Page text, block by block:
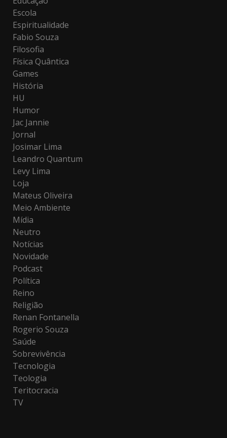
Escola
Espiritualidade
Fabio Souza
Filosofia
Física Quântica
Games
História
HU
Humor
Jac Jannie
Jornal
Josimar Lima
Leandro Quantum
Levy Lima
Loja
Mateus Oliveira
Meio Ambiente
Mídia
Neutro
Notícias
Novidade
Podcast
Política
Reino
Religião
Renan Fontanella
Rogerio Souza
Saúde
Sobrevivência
Tecnologia
Teologia
Teritocracia
TV